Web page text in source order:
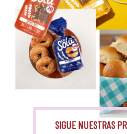
SIGUE NUESTRAS